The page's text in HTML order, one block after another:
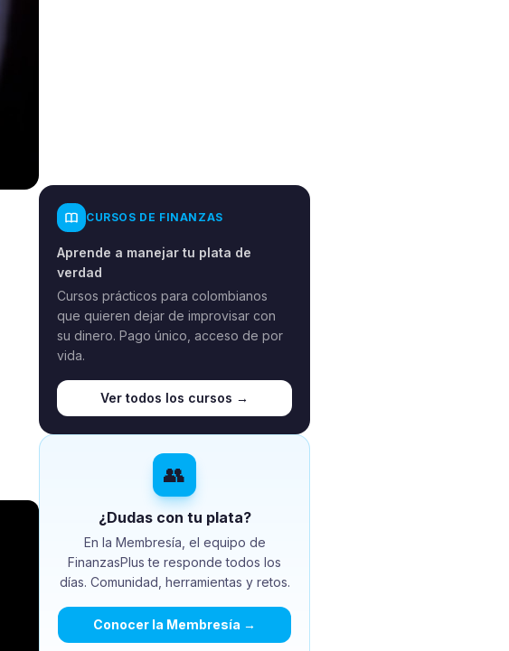
CURSOS DE FINANZAS
Aprende a manejar tu plata de
verdad
Cursos prácticos para colombianos
que quieren dejar de improvisar con
su dinero. Pago único, acceso de por
vida.
Ver todos los cursos →
👥
¿Dudas con tu plata?
En la Membresía, el equipo de
FinanzasPlus te responde todos los
días. Comunidad, herramientas y retos.
Conocer la Membresía →